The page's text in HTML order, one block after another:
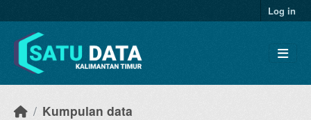
Log in
Kumpulan data